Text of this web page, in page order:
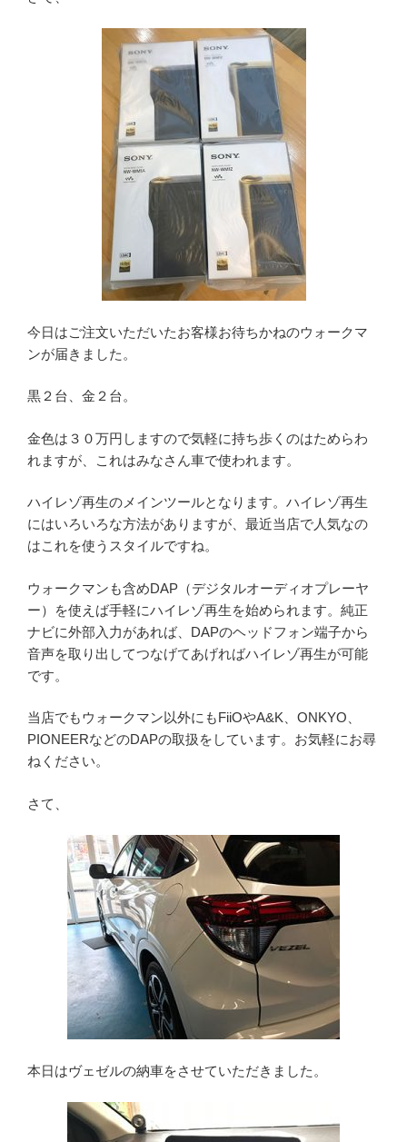
今日はご注文いただいたお客様お待ちかねのウォークマ
ンが届きました。
黒２台、金２台。
金色は３０万円しますので気軽に持ち歩くのはためらわ
れますが、これはみなさん車で使われます。
ハイレゾ再生のメインツールとなります。ハイレゾ再生
にはいろいろな方法がありますが、最近当店で人気なの
はこれを使うスタイルですね。
ウォークマンも含めDAP（デジタルオーディオプレーヤ
ー）を使えば手軽にハイレゾ再生を始められます。純正
ナビに外部入力があれば、DAPのヘッドフォン端子から
音声を取り出してつなげてあげればハイレゾ再生が可能
です。
当店でもウォークマン以外にもFiiOやA&K、ONKYO、
PIONEERなどのDAPの取扱をしています。お気軽にお尋
ねください。
さて、
本日はヴェゼルの納車をさせていただきました。